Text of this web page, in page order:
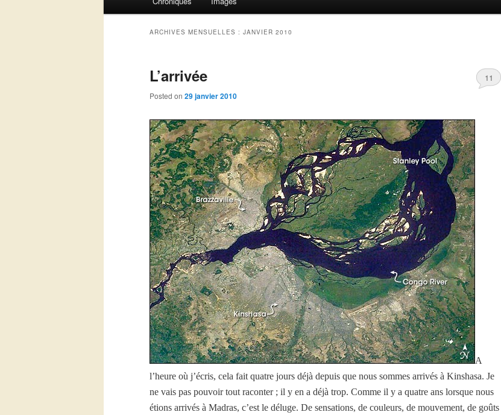
Aller au contenu principal
Aller au contenu secondaire
ARCHIVES MENSUELLES : JANVIER 2010
L’arrivée
Posted on 29 janvier 2010
11
A
l’heure où j’écris, cela fait quatre jours déjà depuis que nous sommes arrivés à Kinshasa. Je
ne vais pas pouvoir tout raconter ; il y en a déjà trop. Comme il y a quatre ans lorsque nous
étions arrivés à Madras, c’est le déluge. De sensations, de couleurs, de mouvement, de goûts